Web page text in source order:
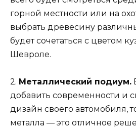
горной местности или на
выбрать древесину
будет сочетаться с цветом
Шевроле.
2. Металлический подиум.
добавить современности и
дизайн своего автомобиля,
металла — это отличное